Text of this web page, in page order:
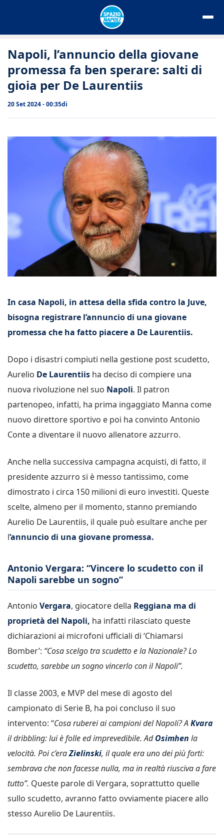
Napoli, l’annuncio della giovane
promessa fa ben sperare: salti di
gioia per De Laurentiis
20 Set 2024 - 00:35di
In casa Napoli, in attesa della sfida contro la Juve,
bisogna registrare l’annuncio di una giovane
promessa che ha fatto piacere a De Laurentiis.
Dopo i disastri compiuti nella gestione post scudetto,
Aurelio De Laurentiis ha deciso di compiere una
nuova rivoluzione nel suo Napoli. Il patron
partenopeo, infatti, ha prima ingaggiato Manna come
nuovo direttore sportivo e poi ha convinto Antonio
Conte a diventare il nuovo allenatore azzurro.
Anche nella successiva campagna acquisti, di fatto, il
presidente azzurro si è messo tantissimo, come
dimostrato i circa 150 milioni di euro investiti. Queste
scelte, almeno per il momento, stanno premiando
Aurelio De Laurentiis, il quale può esultare anche per
l’annuncio di una giovane promessa.
Antonio Vergara: “Vincere lo scudetto con il
Napoli sarebbe un sogno”
Antonio Vergara, giocatore della Reggiana ma di
proprietà del Napoli, ha infatti rilasciato queste
dichiarazioni ai microfoni ufficiali di ‘Chiamarsi
Bomber’: “Cosa scelgo tra scudetto e la Nazionale? Lo
scudetto, sarebbe un sogno vincerlo con il Napoli”.
Il classe 2003, e MVP del mese di agosto del
campionato di Serie B, ha poi concluso il suo
intervento: “Cosa ruberei ai campioni del Napoli? AKvara
il dribbling: lui è folle ed imprevedibile. AdOsimhen la
velocità. Poi c’eraZielinski, il quale era uno dei più forti:
sembrava che non facesse nulla, ma in realtà riusciva a fare
tutto”. Queste parole di Vergara, soprattutto quelle
sullo scudetto, avranno fatto ovviamente piacere allo
stesso Aurelio De Laurentiis.